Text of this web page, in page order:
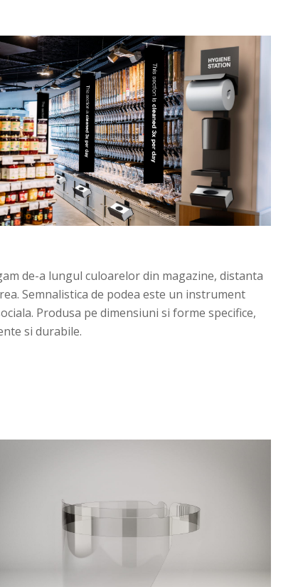
de-a lungul culoarelor din magazine, distanta
Semnalistica de podea este un instrument
Produsa pe dimensiuni si forme specifice,
si durabile.